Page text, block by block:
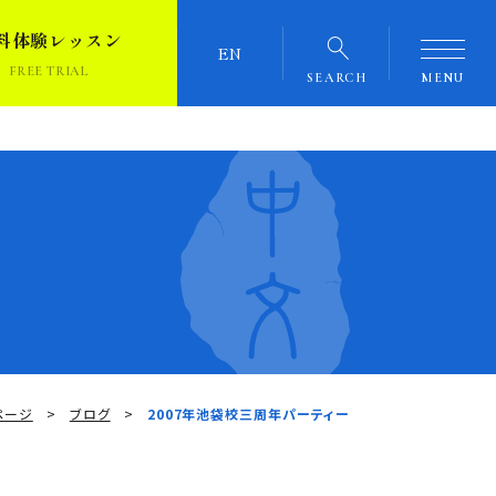
体験レッスン
FREE TRIAL
EN
SEARCH MENU
ージ ブログ 2007年池袋校三周年パーティー